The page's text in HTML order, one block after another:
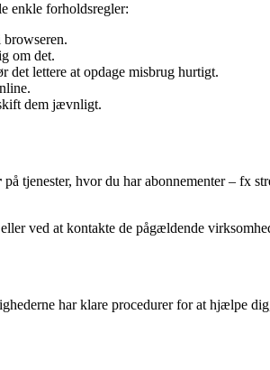
enkle forholdsregler:
om det.
det lettere at opdage misbrug hurtigt.
dem jævnligt.
på tjenester, hvor du har abonnementer – fx
ved at kontakte de pågældende
har klare procedurer for at hjælpe